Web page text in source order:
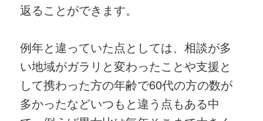
返ることができます。
例年と違っていた点としては、相談が多
い地域がガラリと変わったことや支援と
して携わった方の年齢で60代の方の数が
多かったなどいつもと違う点もある中